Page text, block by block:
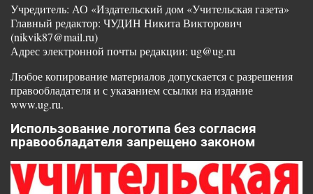
Учредитель: АО «Издательский дом «Учительская газета»
Главный редактор: ЧУДИН Никита Викторович
(nikvik87@mail.ru)
Адрес электронной почты редакции: ug@ug.ru
Любое копирование материалов допускается с разрешения
правообладателя и с указанием ссылки на издание
www.ug.ru.
Использование логотипа без согласия
правообладателя запрещено законом